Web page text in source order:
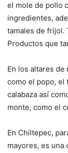
el mole de pollo
ingredientes,
tamales de frijol.
Productos que
En los altares
como el popo, el
calabaza así
monte, como el
En Chiltepec,
mayores, es una